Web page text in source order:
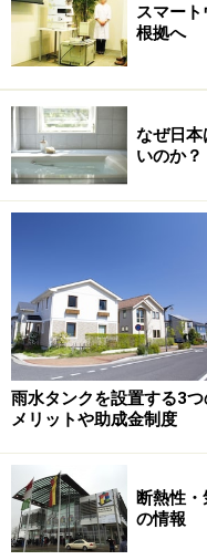
つまり、家の省エネ
どを搭載することで、
ょっとしたお小遣い
す。
ただ念頭に置いておか
宅やZEHにするには相
うこと。電気代ゼロ
らいの性能のZEH仕
万円程度の追加費用
年間20万光熱費削減
と、約12～15年ほど
なります。
ている時期。国は「
なること」を目指して
スマー
根拠へ
なぜ日
いのか？
雨水タンクを設置する3つ
メリットや助成金制度
断熱性
の情報